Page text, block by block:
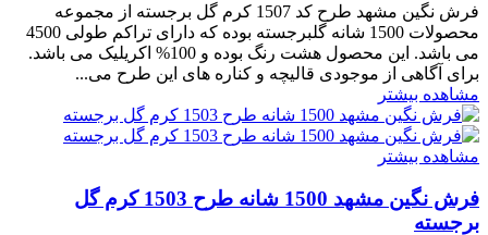
فرش نگین مشهد طرح کد 1507 کرم گل برجسته از مجموعه
محصولات 1500 شانه گلبرجسته بوده که دارای تراکم طولی 4500
می باشد. این محصول هشت رنگ بوده و 100% اکریلیک می باشد.
برای آگاهی از موجودی قالیچه و کناره های این طرح می...
مشاهده بیشتر
مشاهده بیشتر
فرش نگین مشهد 1500 شانه طرح 1503 کرم گل
برجسته